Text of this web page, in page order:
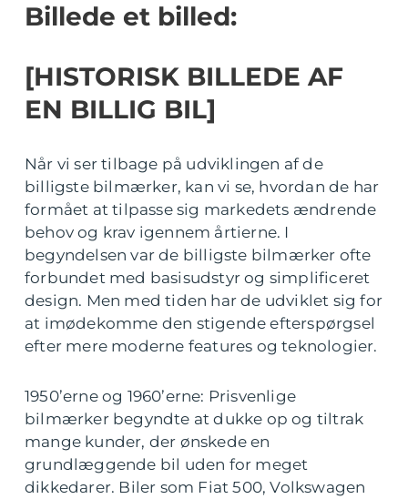
Billede et billed:
[HISTORISK BILLEDE AF
EN BILLIG BIL]
Når vi ser tilbage på udviklingen af de
billigste bilmærker, kan vi se, hvordan de har
formået at tilpasse sig markedets ændrende
behov og krav igennem årtierne. I
begyndelsen var de billigste bilmærker ofte
forbundet med basisudstyr og simplificeret
design. Men med tiden har de udviklet sig for
at imødekomme den stigende efterspørgsel
efter mere moderne features og teknologier.
1950’erne og 1960’erne: Prisvenlige
bilmærker begyndte at dukke op og tiltrak
mange kunder, der ønskede en
grundlæggende bil uden for meget
dikkedarer. Biler som Fiat 500, Volkswagen